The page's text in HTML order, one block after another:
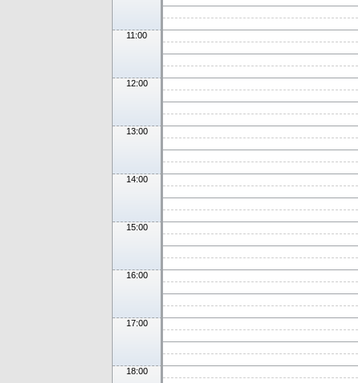
11:00
12:00
13:00
14:00
15:00
16:00
17:00
18:00